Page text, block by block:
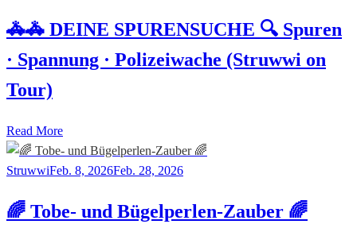
🚓🚓 DEINE SPURENSUCHE 🔍 Spuren
· Spannung · Polizeiwache (Struwwi on
Tour)
Read More
StruwwiFeb. 8, 2026Feb. 28, 2026
🌈 Tobe- und Bügelperlen-Zauber 🌈